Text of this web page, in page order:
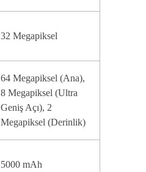
32 Megapiksel
64 Megapiksel (Ana),
8 Megapiksel (Ultra
Geniş Açı), 2
Megapiksel (Derinlik)
5000 mAh